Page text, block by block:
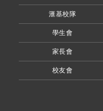
滙基校隊
學生會
家長會
校友會